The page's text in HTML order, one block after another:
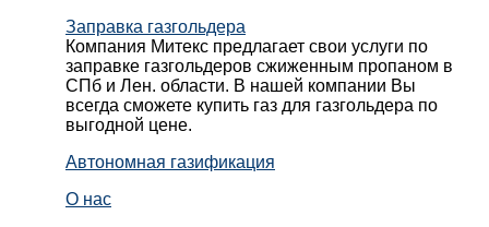
Заправка газгольдера
Компания Митекс предлагает свои услуги по
заправке газгольдеров сжиженным пропаном в
СПб и Лен. области. В нашей компании Вы
всегда сможете купить газ для газгольдера по
выгодной цене.
Автономная газификация
О нас